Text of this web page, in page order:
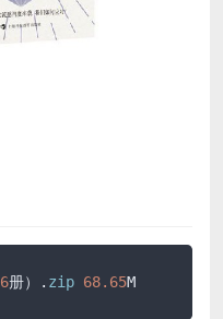
6册）. zip 68.65M